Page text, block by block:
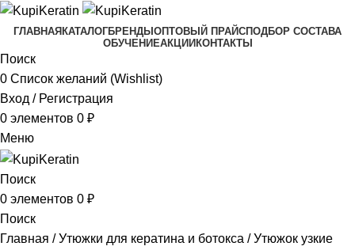
ГЛАВНАЯ КАТАЛОГБРЕНДЫ ОПТОВЫЙ ПРАЙСПОДБОР СОСТАВА
ОБУЧЕНИЕАКЦИИ КОНТАКТЫ
Поиск
0 Список желаний (Wishlist)
Вход / Регистрация
0 элементов 0 ₽
Меню
Поиск
0 элементов 0 ₽
Поиск
Главная
Утюжки для кератина и ботокса
Утюжок узкие